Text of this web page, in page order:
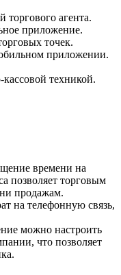
торгового агента.
приложение.
точек.
приложении.
техникой.
времени на
позволяет торговым
продажам.
на телефонную связь,
можно настроить
что позволяет